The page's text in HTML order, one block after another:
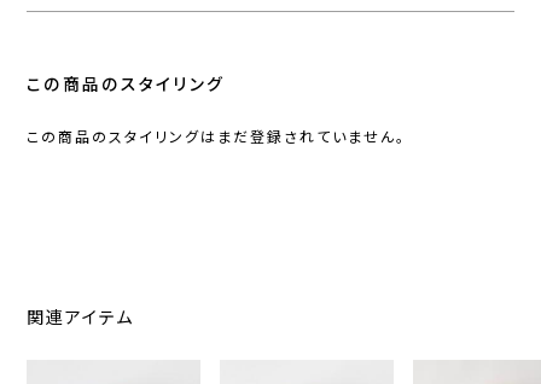
この商品のスタイリング
この商品のスタイリングはまだ登録されていません。
関連アイテム